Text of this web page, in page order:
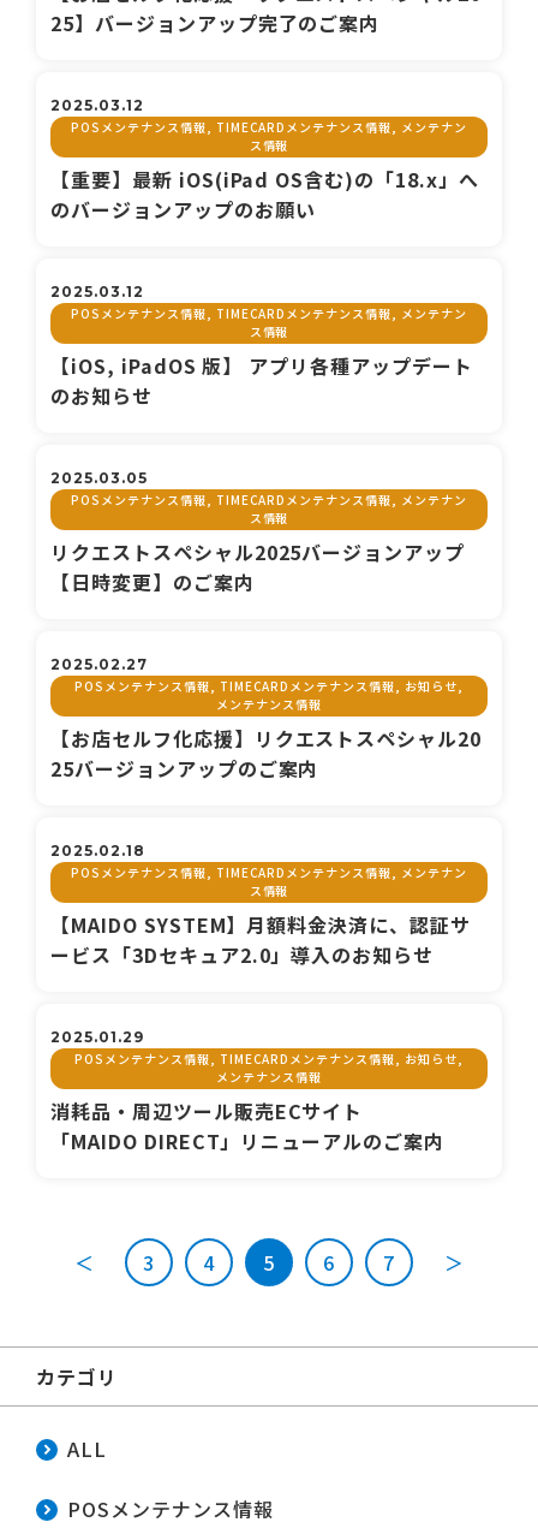
25】バージョンアップ完了のご案内
2025.03.12
POSメンテナンス情報, TIMECARDメンテナンス情報, メンテナン
ス情報
【重要】最新 iOS(iPad OS含む)の「18.x」へ
のバージョンアップのお願い
2025.03.12
POSメンテナンス情報, TIMECARDメンテナンス情報, メンテナン
ス情報
【iOS, iPadOS 版】 アプリ各種アップデート
のお知らせ
2025.03.05
POSメンテナンス情報, TIMECARDメンテナンス情報, メンテナン
ス情報
リクエストスペシャル2025バージョンアップ
【日時変更】のご案内
2025.02.27
POSメンテナンス情報, TIMECARDメンテナンス情報, お知らせ,
メンテナンス情報
【お店セルフ化応援】リクエストスペシャル20
25バージョンアップのご案内
2025.02.18
POSメンテナンス情報, TIMECARDメンテナンス情報, メンテナン
ス情報
【MAIDO SYSTEM】月額料金決済に、認証サ
ービス「3Dセキュア2.0」導入のお知らせ
2025.01.29
POSメンテナンス情報, TIMECARDメンテナンス情報, お知らせ,
メンテナンス情報
消耗品・周辺ツール販売ECサイト
「MAIDO DIRECT」リニューアルのご案内
＜ 3 4 5 6 7 ＞
カテゴリ
ALL
POSメンテナンス情報